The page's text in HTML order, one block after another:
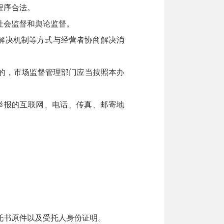
合法。
监督和舆论监督。
机制等方式与经营者协商解决消
，市场监督管理部门应当按照本办
的互联网、电话、传真、邮寄地
原件以及受托人身份证明。